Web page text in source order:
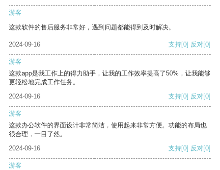
游客
这款软件的售后服务非常好，遇到问题都能得到及时解决。
2024-09-16 支持[0] 反对[0]
游客
这款app是我工作上的得力助手，让我的工作效率提高了50%，让我能够
更轻松地完成工作任务。
2024-09-16
支持[0] 反对[0]
游客
这款办公软件的界面设计非常简洁，使用起来非常方便。功能的布局也
很合理，一目了然。
2024-09-16
支持[0] 反对[0]
游客